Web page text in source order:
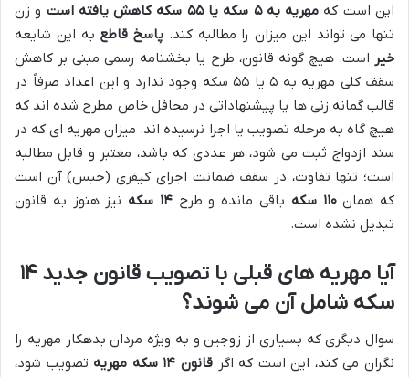
این است که مهریه به ۵ سکه یا ۵۵ سکه کاهش یافته است
و زن
تنها می تواند این میزان را مطالبه کند. پاسخ قاطع به این شایعه
خیر است. هیچ گونه قانون، طرح یا بخشنامه رسمی مبنی بر کاهش
سقف کلی مهریه به ۵ یا ۵۵ سکه وجود ندارد و این اعداد صرفاً در
قالب گمانه زنی ها یا پیشنهاداتی در محافل خاص مطرح شده اند که
هیچ گاه به مرحله تصویب یا اجرا نرسیده اند. میزان مهریه ای که در
سند ازدواج ثبت می شود، هر عددی که باشد، معتبر و قابل مطالبه
است؛ تنها تفاوت، در سقف ضمانت اجرای کیفری (حبس) آن است
که همان۱۱۰ سکه باقی مانده و طرح۱۴ سکه
نیز هنوز به قانون
تبدیل نشده است.
آیا مهریه های قبلی با تصویب قانون جدید ۱۴
سکه شامل آن می شوند؟
سوال دیگری که بسیاری از زوجین و به ویژه مردان بدهکار مهریه را
نگران می کند، این است که اگرقانون ۱۴ سکه مهریه
تصویب شود،